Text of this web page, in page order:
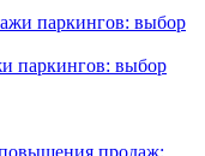
паркингов: выбор